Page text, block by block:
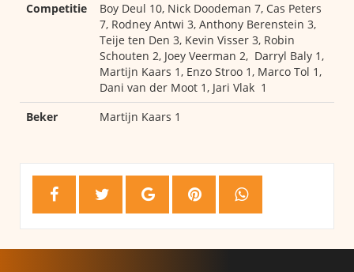
Competitie
Boy Deul 10, Nick Doodeman 7, Cas Peters
7, Rodney Antwi 3, Anthony Berenstein 3,
Teije ten Den 3, Kevin Visser 3, Robin
Schouten 2, Joey Veerman 2, Darryl Baly 1,
Martijn Kaars 1, Enzo Stroo 1, Marco Tol 1,
Dani van der Moot 1, Jari Vlak 1
Beker
Martijn Kaars 1